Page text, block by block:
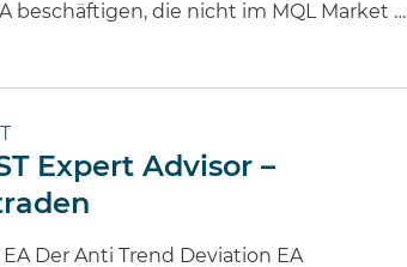
beschäftigen, die nicht im MQL Market …
Expert Advisor –
Der Anti Trend Deviation EA